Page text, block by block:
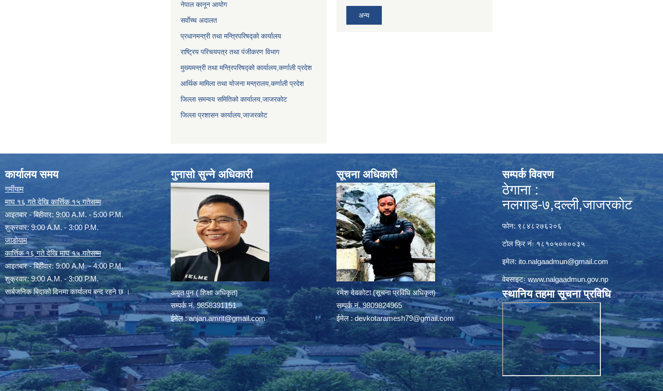
नेपाल कानून आयोग
सर्वाेच्च अदालत
प्रधानमन्त्री तथा मन्त्रिपरिषद्को कार्यालय
राष्ट्रिय परिचयपत्र तथा पंजीकरण विभाग
मुख्यमन्त्री तथा मन्त्रिपरिषद्को कार्यालय,कर्णाली प्रदेश
आर्थिक मामिला तथा योजना मन्त्रालय,कर्णाली प्रदेश
जिल्ला समन्वय समितिको कार्यालय,जाजरकाेट
जिल्ला प्रशासन कार्यालय,जाजरकोट
अन्य
कार्यालय समय
गर्मीयाम
माघ १६ गते देखि कार्त्तिक १५ गतेसम्म
आइतबार - बिहीवार: 9:00 A.M. - 5:00 P.M.
शुक्रवार: 9:00 A.M. - 3:00 P.M.
जाडोयाम
कार्त्तिक १६ गते देखि माघ १५ गतेसम्म
आइतबार - बिहीवार: 9:00 A.M. - 4:00 P.M.
शुक्रवार: 9:00 A.M. - 3:00 P.M.
सार्बजनिक बिदाको दिनमा कार्यालय बन्द रहने छ ।
गुनासो सुन्ने अधिकारी
अमृत पुन ( शिक्षा अधिकृत)
सम्पर्क न‌ं. 9858391151
ईमेल :anjan.amrit@gmail.com
सूचना अधिकारी
रमेश देवकोटा (सूचना प्रविधि अधिकृत)
सम्पर्क न‌ं. 9809824965
ईमेल :devkotaramesh79@gmail.com
सम्पर्क विवरण
ठेगाना :
नलगाड-७,दल्ली,जाजरकाेट
फोन: ९८४८२७६२०६
टोल फ्रि नंः १८१०५००००३५
इमेल: ito.nalgaadmun@gmail.com
वेबसाइटःwww.nalgaadmun.gov.np
स्थानिय तहमा सूचना प्रविधि